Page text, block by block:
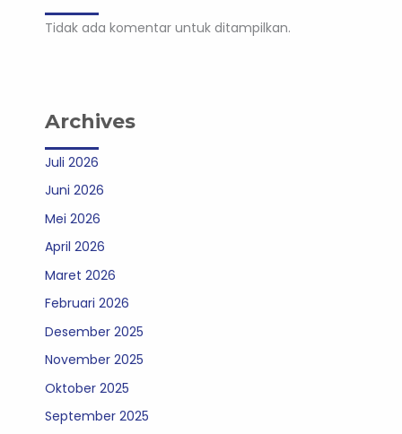
Tidak ada komentar untuk ditampilkan.
Archives
Juli 2026
Juni 2026
Mei 2026
April 2026
Maret 2026
Februari 2026
Desember 2025
November 2025
Oktober 2025
September 2025